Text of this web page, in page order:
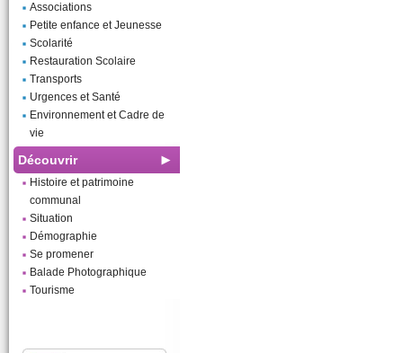
Associations
Petite enfance et Jeunesse
Scolarité
Restauration Scolaire
Transports
Urgences et Santé
Environnement et Cadre de
vie
Découvrir
Histoire et patrimoine
communal
Situation
Démographie
Se promener
Balade Photographique
Tourisme